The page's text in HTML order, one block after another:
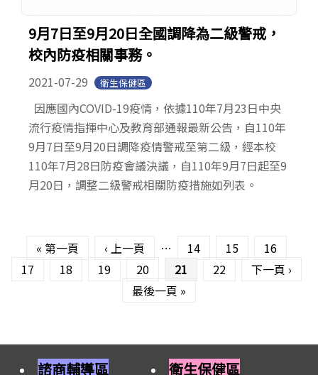
9月7日至9月20日全國調降為二級警戒，
校內防疫相關事務。
2021-07-29 衛生保健區
因應國內COVID-19疫情，依據110年7月23日中央
流行疫情指揮中心及教育部通報最新公告，自110年
9月7日至9月20日調降疫情警戒至第二級，經本校
110年7月28日防疫會議決議，自110年9月7日起至9
月20日，調整二級警戒相關防疫措施如列表。
« 第一頁 ‹ 上一頁 … 14 15
16
17
18 19 20 21 22
下一頁 ›
最後一頁 »
諮商輔導區 衛生保健區